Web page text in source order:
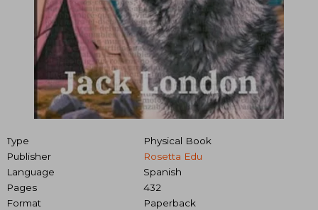
Type
Physical Book
Publisher
Rosetta Edu
Language
Spanish
Pages
432
Format
Paperback